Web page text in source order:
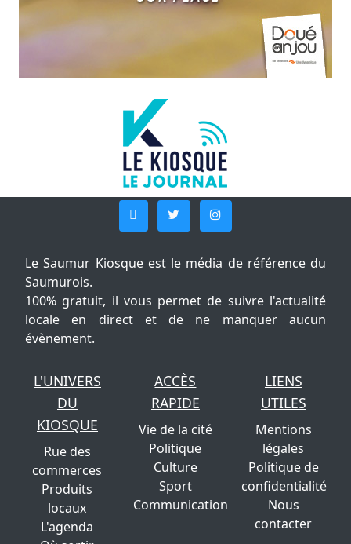
Le Saumur Kiosque est le média de référence du
Saumurois.
100% gratuit, il vous permet de suivre l'actualité
locale en direct et de ne manquer aucun
évènement.
L'UNIVERS
DU
KIOSQUE
Rue des
commerces
Produits
locaux
L'agenda
ACCÈS
RAPIDE
Vie de la cité
Politique
Culture
Sport
Communication
LIENS
UTILES
Mentions
légales
Politique de
confidentialité
Nous
contacter